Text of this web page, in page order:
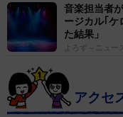
バリカンはちょっといた
続くシャンプーでは
がいします！」と切
て仕上げの時間。こ
「ぼく、うしろがみ
音楽担当者
ージカル｢ケ
た結果」
よろず～ニュー
アクセ